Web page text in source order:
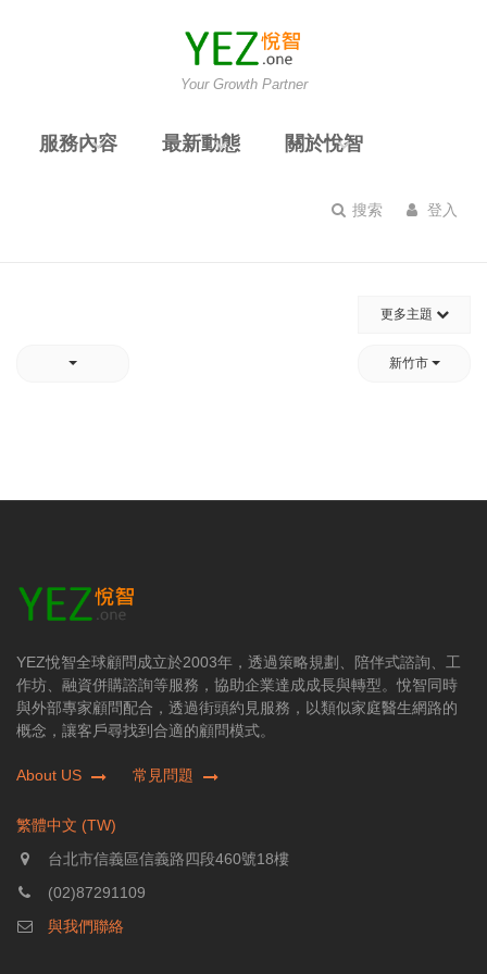
Your Growth Partner
服務內容 最新動態 關於悅智
搜索 登入
更多主題
新竹市
YEZ悅智全球顧問成立於2003年，透過策略規劃、陪伴式諮詢、工
作坊、融資併購諮詢等服務，協助企業達成成長與轉型。悅智同時
與外部專家顧問配合，透過街頭約見服務，以類似家庭醫生網路的
概念，讓客戶尋找到合適的顧問模式。
About US 常見問題
繁體中文 (TW)
台北市信義區信義路四段460號18樓
(02)87291109
與我們聯絡